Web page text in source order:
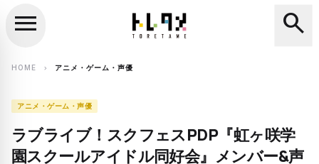
search
menu search
HOME chevron_right アニメ・ゲーム・声優
アニメ・ゲーム・声優
ラブライブ！スクフェスPDP『虹ヶ咲学
園スクールアイドル同好会』メンバー&声